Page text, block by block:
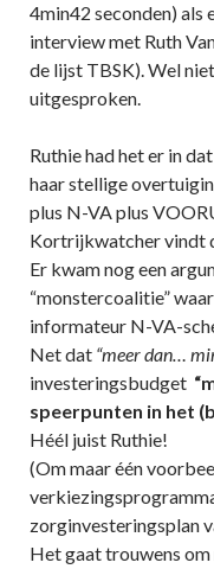
4min42 seconden) als
interview met Ruth
de lijst TBSK). Wel
uitgesproken.
Ruthie had het er in
haar stellige
plus N-VA plus
Kortrijkwatcher vindt
Er kwam nog een
“monstercoalitie”
informateur N-VA-
Net dat “meer dan…
investeringsbudget
speerpunten in het
Héél juist Ruthie!
(Om maar één
zorginvesteringsplan
Het gaat trouwens om